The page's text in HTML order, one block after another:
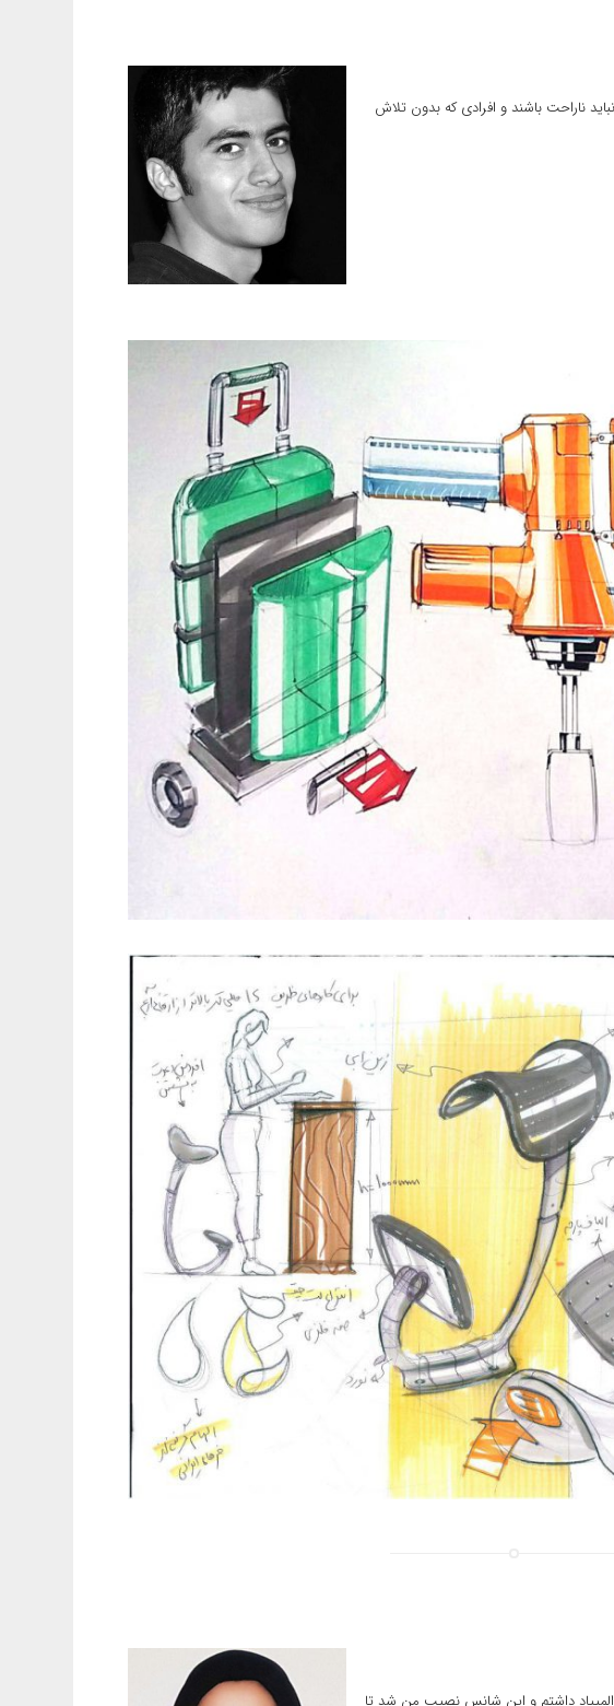
ناراحت باشند و افرادی که بدون تلاش
المپیاد داشتم و این شانس نصیب من شد تا